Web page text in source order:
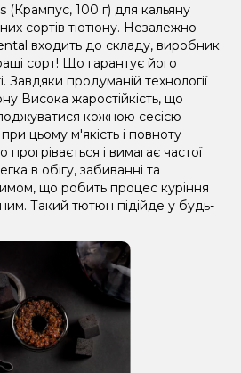
100 г) для кальяну
сортів тютюну. Незалежно
входить до складу, виробник
сорт! Що гарантує його
Завдяки продуманій технології
Висока жаростійкість, що
кожною сесією
цьому м'якість і повноту
прогрівається і вимагає частої
в обігу, забиванні та
що робить процес куріння
Такий тютюн підійде у будь-